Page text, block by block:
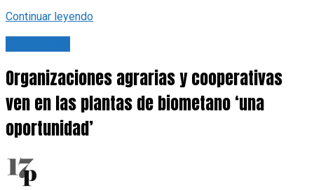
Continuar leyendo
Organizaciones agrarias y cooperativas
ven en las plantas de biometano ‘una
oportunidad’